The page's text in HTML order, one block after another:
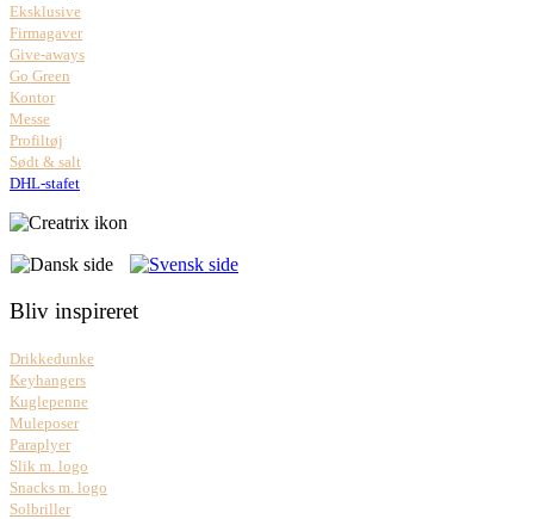
Eksklusive
Firmagaver
Give-aways
Go Green
Kontor
Messe
Profiltøj
Sødt & salt
DHL-stafet
Bliv inspireret
Drikkedunke
Keyhangers
Kuglepenne
Muleposer
Paraplyer
Slik m. logo
Snacks m. logo
Solbriller